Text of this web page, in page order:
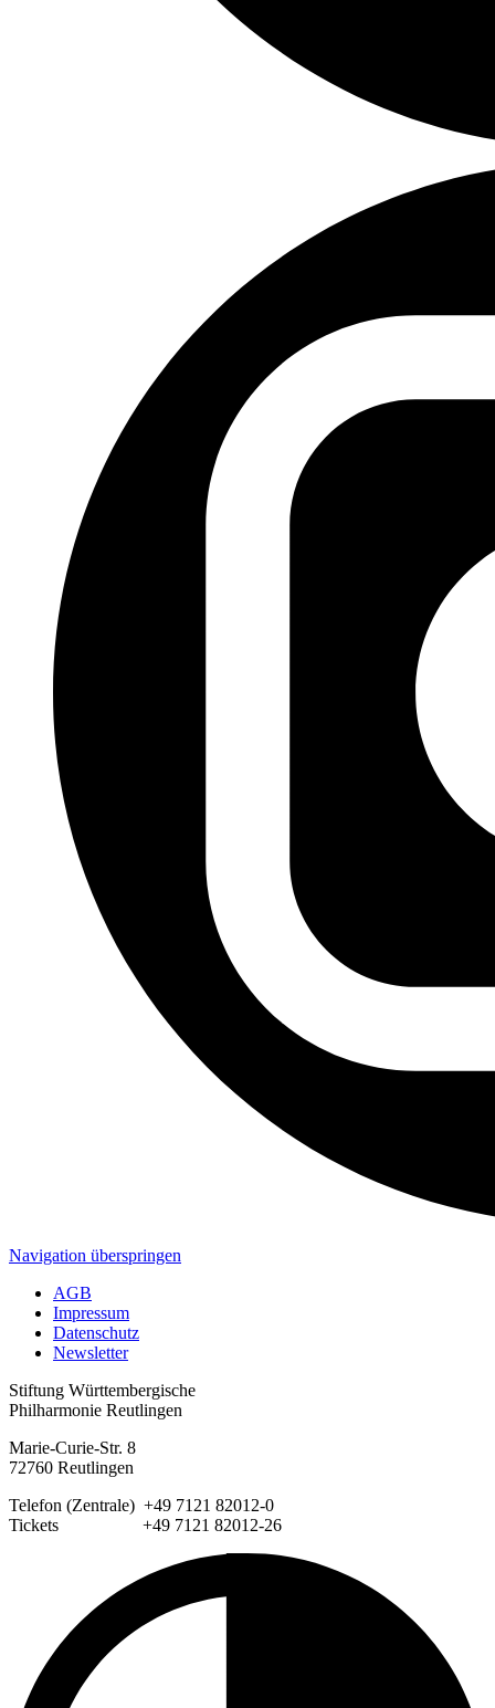
Navigation überspringen
AGB
Impressum
Datenschutz
Newsletter
Stiftung Württembergische
Philharmonie Reutlingen
Marie-Curie-Str. 8
72760 Reutlingen
Telefon (Zentrale) +49 7121 82012-0
Tickets +49 7121 82012-26